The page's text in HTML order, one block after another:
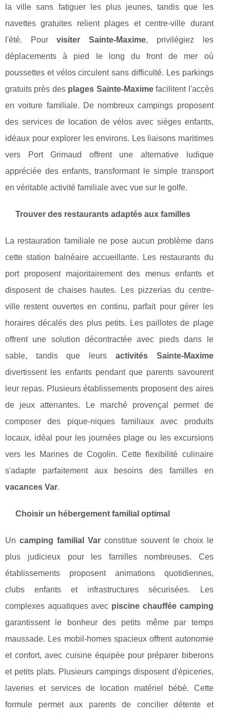
la ville sans fatiguer les plus jeunes, tandis que les
navettes gratuites relient plages et centre-ville durant
l'été. Pourvisiter Sainte-Maxime, privilégiez les
déplacements à pied le long du front de mer où
poussettes et vélos circulent sans difficulté. Les parkings
gratuits près des plages Sainte-Maximefacilitent l'accès
en voiture familiale. De nombreux campings proposent
des services de location de vélos avec sièges enfants,
idéaux pour explorer les environs. Les liaisons maritimes
vers Port Grimaud offrent une alternative ludique
appréciée des enfants, transformant le simple transport
en véritable activité familiale avec vue sur le golfe.
Trouver des restaurants adaptés aux familles
La restauration familiale ne pose aucun problème dans
cette station balnéaire accueillante. Les restaurants du
port proposent majoritairement des menus enfants et
disposent de chaises hautes. Les pizzerias du centre-
ville restent ouvertes en continu, parfait pour gérer les
horaires décalés des plus petits. Les paillotes de plage
offrent une solution décontractée avec pieds dans le
sable, tandis que leurs activités Sainte-Maxime
divertissent les enfants pendant que parents savourent
leur repas. Plusieurs établissements proposent des aires
de jeux attenantes. Le marché provençal permet de
composer des pique-niques familiaux avec produits
locaux, idéal pour les journées plage ou les excursions
vers les Marines de Cogolin. Cette flexibilité culinaire
s'adapte parfaitement aux besoins des familles en
vacances Var.
Choisir un hébergement familial optimal
Uncamping familial Var constitue souvent le choix le
plus judicieux pour les familles nombreuses. Ces
établissements proposent animations quotidiennes,
clubs enfants et infrastructures sécurisées. Les
complexes aquatiques avec piscine chauffée camping
garantissent le bonheur des petits même par temps
maussade. Les mobil-homes spacieux offrent autonomie
et confort, avec cuisine équipée pour préparer biberons
et petits plats. Plusieurs campings disposent d'épiceries,
laveries et services de location matériel bébé. Cette
formule permet aux parents de concilier détente et